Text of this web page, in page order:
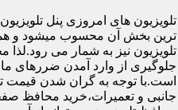
تلویزیون های امروزی پنل
ترین بخش آن محسوب میشود و
تلویزیون نیز به شمار می
جلوگیری از وارد آمدن ضررهای
است.با توجه به گران شدن قیمت
جانبی و تعمیرات،خرید محافظ